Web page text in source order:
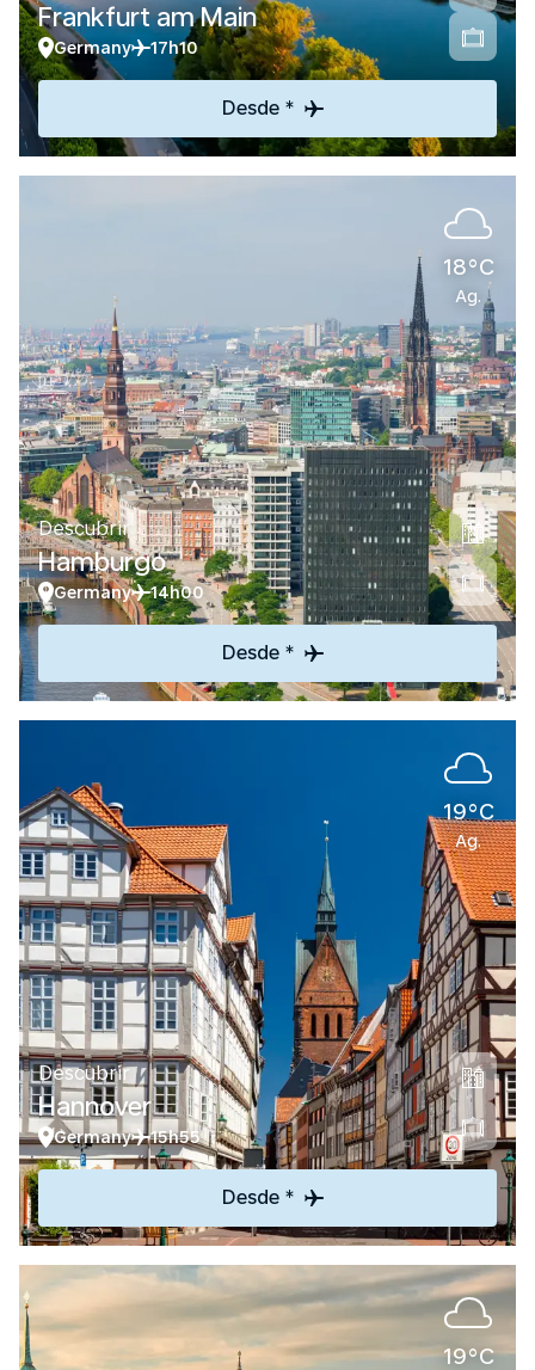
Frankfurt am Main
Germany 17h10
Desde *
18°C
Ag.
Descubrir
Hamburgo
Germany 14h00
Desde *
19°C
Ag.
Descubrir
Hannover
Germany 15h55
Desde *
19°C